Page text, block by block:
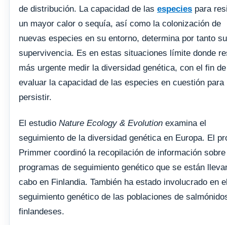
de distribución. La capacidad de las especies para
un mayor calor o sequía, así como la colonización de
nuevas especies en su entorno, determina por tanto su
supervivencia. Es en estas situaciones límite donde
más urgente medir la diversidad genética, con el fin de
evaluar la capacidad de las especies en cuestión para
persistir.
El estudio Nature Ecology & Evolution examina el
seguimiento de la diversidad genética en Europa. El
Primmer coordinó la recopilación de información
programas de seguimiento genético que se están
cabo en Finlandia. También ha estado involucrado en
seguimiento genético de las poblaciones de
finlandeses.